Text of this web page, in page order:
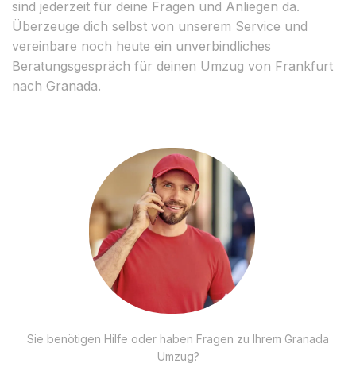
sind jederzeit für deine Fragen und Anliegen da.
Überzeuge dich selbst von unserem Service und
vereinbare noch heute ein unverbindliches
Beratungsgespräch für deinen Umzug von Frankfurt
nach Granada.
Sie benötigen Hilfe oder haben Fragen zu Ihrem Granada
Umzug?